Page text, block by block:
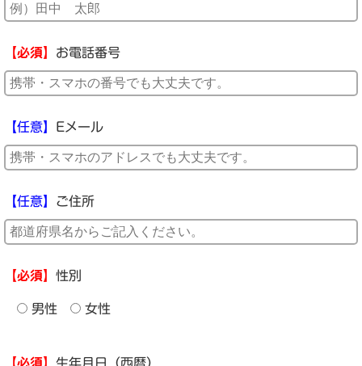
【必須】 お電話番号
【任意】 Eメール
【任意】 ご住所
【必須】 性別
男性 女性
【必須】 生年月日（西暦）